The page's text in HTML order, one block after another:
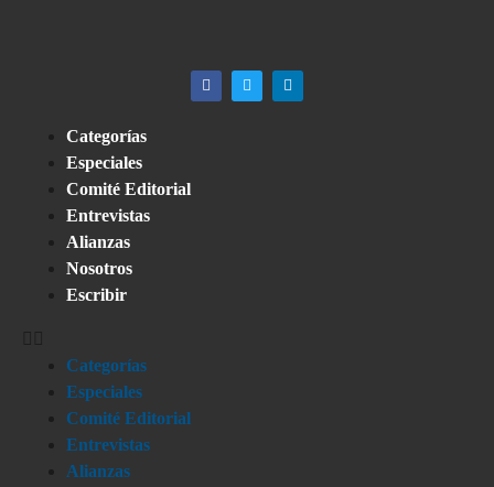
Categorías
Especiales
Comité Editorial
Entrevistas
Alianzas
Nosotros
Escribir
Categorías
Especiales
Comité Editorial
Entrevistas
Alianzas